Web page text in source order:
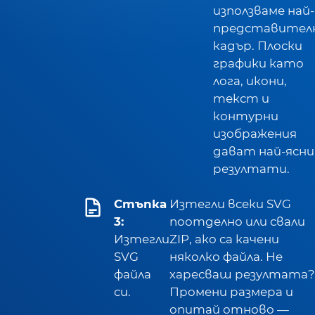
използваме най-
кадър. Плоски
графики като
лога, икони,
текст и
контурни
изображения
дават най-ясни
резултати.
Стъпка
3:
Изтегли
SVG
файла
си.
Изтегли всеки SVG
поотделно или свали
ZIP, ако са качени
няколко файла. Не
харесваш резултата?
Промени размера и
опитай отново —